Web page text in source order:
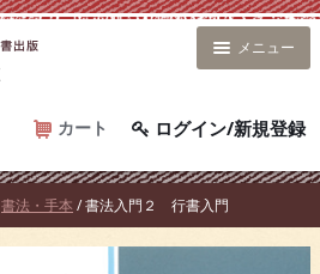
カート ログイン/新規登録
メニュー
書法・手本 / 書法入門２ 行書入門